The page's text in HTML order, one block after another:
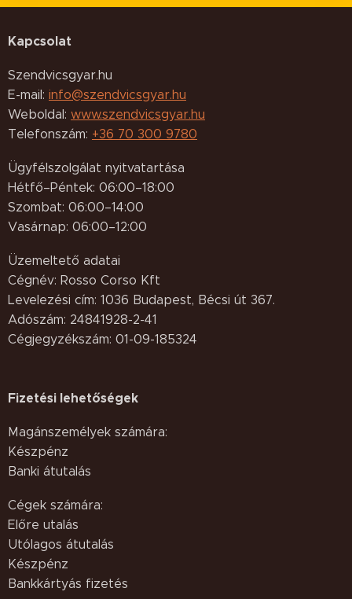
Kapcsolat
Szendvicsgyar.hu
E-mail: info@szendvicsgyar.hu
Weboldal: www.szendvicsgyar.hu
Telefonszám: +36 70 300 9780
Ügyfélszolgálat nyitvatartása
Hétfő–Péntek: 06:00–18:00
Szombat: 06:00–14:00
Vasárnap: 06:00–12:00
Üzemeltető adatai
Cégnév: Rosso Corso Kft
Levelezési cím: 1036 Budapest, Bécsi út 367.
Adószám: 24841928-2-41
Cégjegyzékszám: 01-09-185324
Fizetési lehetőségek
Magánszemélyek számára:
Készpénz
Banki átutalás
Cégek számára:
Előre utalás
Utólagos átutalás
Készpénz
Bankkártyás fizetés